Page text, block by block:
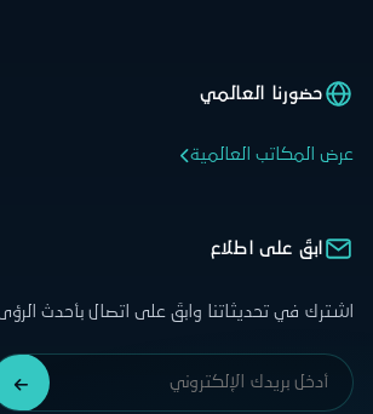
حضورنا العالمي
عرض المكاتب العالمية
ابقَ على اطلاع
اشترك في تحديثاتنا وابقَ على اتصال بأحدث